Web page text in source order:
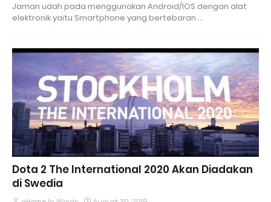
Jaman udah pada menggunakan Android/IOS dengan alat
elektronik yaitu Smartphone yang bertebaran …
Dota 2 The International 2020 Akan Diadakan
di Swedia